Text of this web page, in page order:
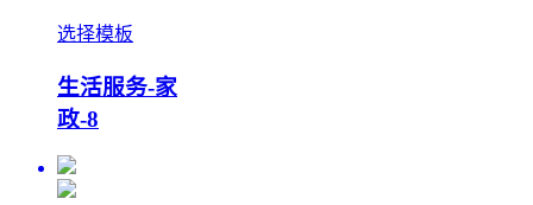
选择模板
生活服务-家
政-8